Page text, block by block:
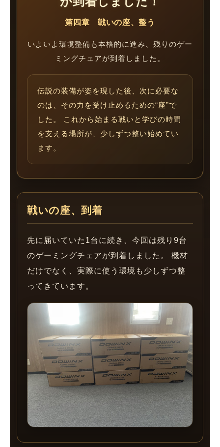
第四章 戦いの座、整う
いよいよ環境整備も本格的に進み、残りのゲー
ミングチェアが到着しました。
伝説の装備が姿を現した後、次に必要な
のは、その力を受け止めるための“座”で
した。 これから始まる戦いと学びの時間
を支える場所が、少しずつ整い始めてい
ます。
戦いの座、到着
先に届いていた1台に続き、今回は残り9台
のゲーミングチェアが到着しました。 機材
だけでなく、実際に使う環境も少しずつ整
ってきています。